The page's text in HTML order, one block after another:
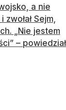
a nie
Sejm,
„Nie jestem
– powiedział